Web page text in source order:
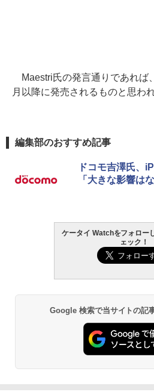
Maestri氏の発言通りであれば
月以降に発売されるものと思われ
編集部のおすすめ記事
ドコモ吉澤氏、
「大きな影響はな
ケータイ Watchをフォロー
ェック！
Google 検索で当サイトの記